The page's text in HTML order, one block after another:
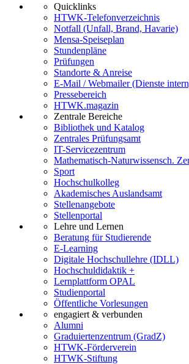
Quicklinks
HTWK-Telefonverzeichnis
Notfall (Unfall, Brand, Havarie)
Mensa-Speiseplan
Stundenpläne
Prüfungen
Standorte & Anreise
E-Mail / Webmailer (Dienste
Pressebereich
HTWK.magazin
Zentrale Bereiche
Bibliothek und Katalog
Zentrales Prüfungsamt
IT-Servicezentrum
Mathematisch-Naturwissensch.
Sport
Hochschulkolleg
Akademisches Auslandsamt
Stellenangebote
Stellenportal
Lehre und Lernen
Beratung für Studierende
E-Learning
Digitale Hochschullehre (IDLL)
Hochschuldidaktik +
Lernplattform OPAL
Studienportal
Öffentliche Vorlesungen
engagiert & verbunden
Alumni
Graduiertenzentrum (GradZ)
HTWK-Förderverein
HTWK-Stiftung